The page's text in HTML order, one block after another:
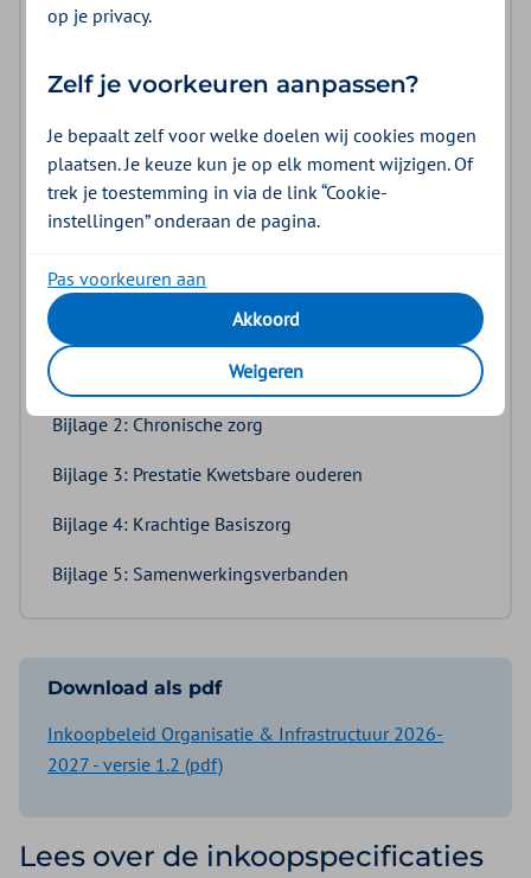
Voorwaarden overeenkomst
Tarieven en volume
Zorg die wij inkopen
Contracteerprocedure
Planning en termijnen
Naleving en controle
Aanvullingen en wijzigingen
Bijlage 1: Inkoopspecificaties O&I
Bijlage 2: Chronische zorg
Bijlage 3: Prestatie Kwetsbare ouderen
Bijlage 4: Krachtige Basiszorg
Bijlage 5: Samenwerkingsverbanden
Download als pdf
Inkoopbeleid Organisatie & Infrastructuur 2026-
2027 - versie 1.2 (pdf)
Lees over de inkoopspecificaties
op je privacy.
Zelf je voorkeuren aanpassen?
Je bepaalt zelf voor welke doelen wij cookies mogen
plaatsen. Je keuze kun je op elk moment wijzigen. Of
trek je toestemming in via de link “Cookie-
instellingen” onderaan de pagina.
Pas voorkeuren aan
Akkoord
Weigeren